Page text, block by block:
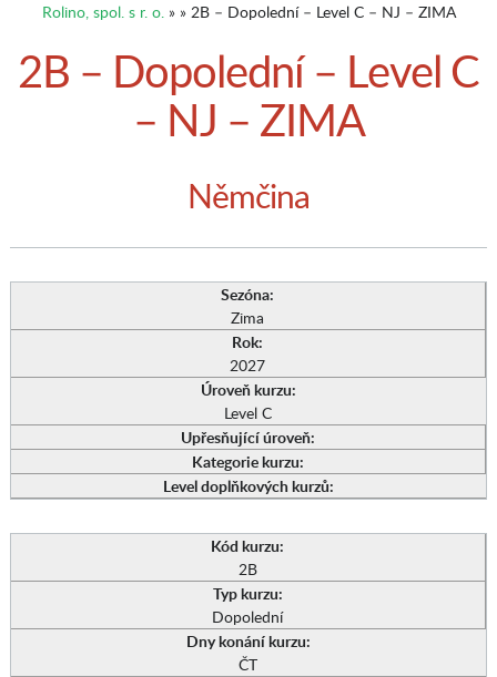
Rolino, spol. s r. o.» » 2B – Dopolední – Level C – NJ – ZIMA
2B – Dopolední – Level C
– NJ – ZIMA
Němčina
Sezóna:
Zima
Rok:
2027
Úroveň kurzu:
Level C
Upřesňující úroveň:
Kategorie kurzu:
Level doplňkových kurzů:
Kód kurzu:
2B
Typ kurzu:
Dopolední
Dny konání kurzu:
ČT